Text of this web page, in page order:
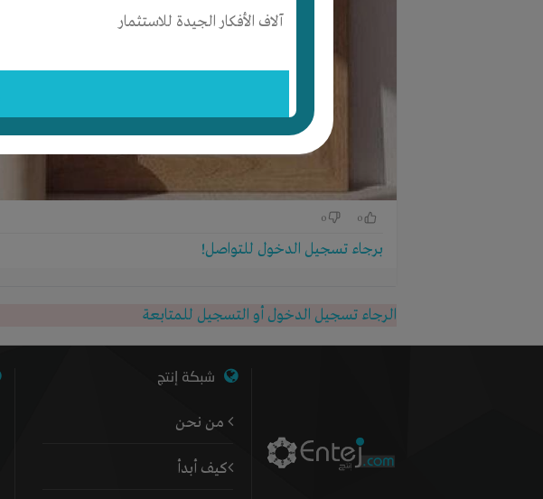
آلاف الأفكار الجيدة للاستثمار
0
0
برجاء تسجيل الدخول للتواصل!
الرجاء تسجيل الدخول أو التسجيل للمتابعة
شبكة إنتج
من نحن
كيف أبدأ